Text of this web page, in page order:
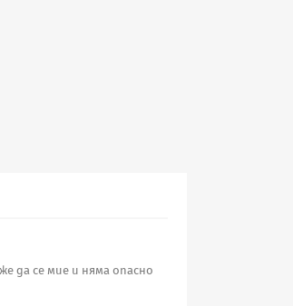
да се мие и няма опасно